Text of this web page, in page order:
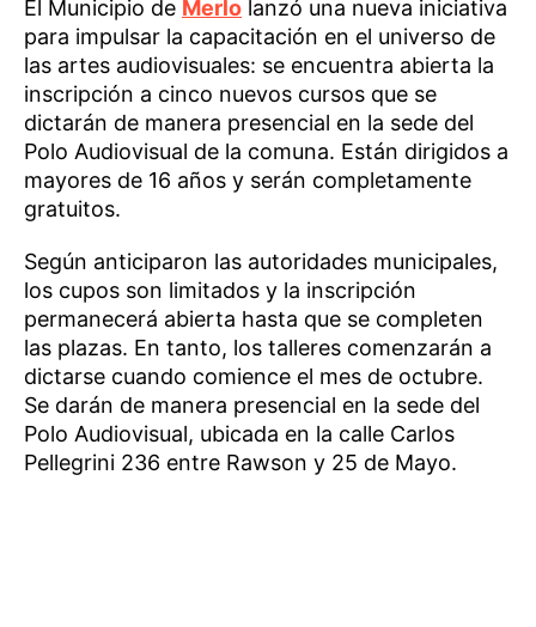
El Municipio de Merlo lanzó una nueva iniciativa
para impulsar la capacitación en el universo de
las artes audiovisuales: se encuentra abierta la
inscripción a cinco nuevos cursos que se
dictarán de manera presencial en la sede del
Polo Audiovisual de la comuna. Están dirigidos a
mayores de 16 años y serán completamente
gratuitos.
Según anticiparon las autoridades municipales,
los cupos son limitados y la inscripción
permanecerá abierta hasta que se completen
las plazas. En tanto, los talleres comenzarán a
dictarse cuando comience el mes de octubre.
Se darán de manera presencial en la sede del
Polo Audiovisual, ubicada en la calle Carlos
Pellegrini 236 entre Rawson y 25 de Mayo.